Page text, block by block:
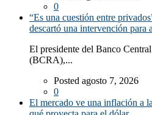
0
“Es una cuestión entre
descartó una intervención para
El presidente del Banco
(BCRA),...
Posted agosto 7, 2026
0
El mercado ve una inflación a